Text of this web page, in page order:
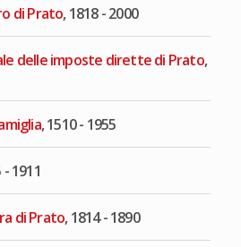
di Prato, 1818 - 2000
delle imposte dirette di Prato,
, 1510 - 1955
- 1911
di Prato, 1814 - 1890